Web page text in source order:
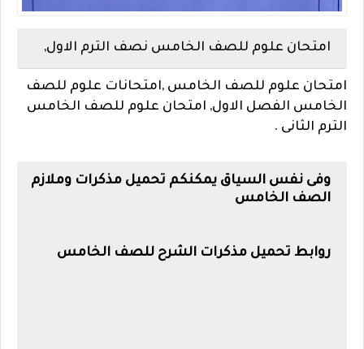
امتحان علوم للصف الخامس نصف الترم الاول,
امتحان علوم للصف الخامس ,امتحانات علوم للصف
الخامس الفصل الاول, امتحان علوم للصف الخامس
الترم الثانى .
وفى نفس السياق يمكنكم تحميل مذكرات وملازم
الصف الخامس
روابط تحميل مذكرات الشرح للصف الخامس